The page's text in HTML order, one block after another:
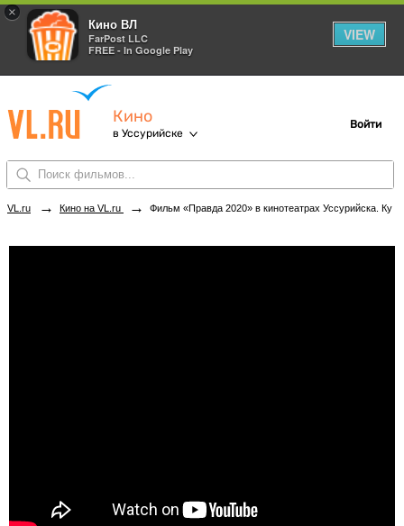
×
Кино ВЛ
FarPost LLC
FREE - In Google Play
VIEW
Кино
в Уссурийске
Войти
VL.ru → Кино на VL.ru → Фильм «Правда 2020» в кинотеатрах Уссурийска. Купить билеты!